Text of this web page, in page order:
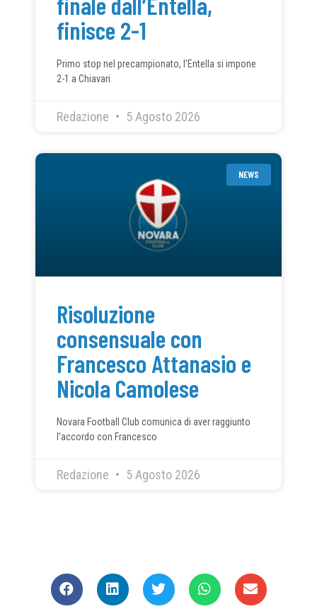
finisce 2-1
Primo stop nel precampionato, l’Entella si impone
2-1 a Chiavari
Redazione 5 Agosto 2026
NEWS
Risoluzione
consensuale con
Francesco Attanasio e
Nicola Camolese
Novara Football Club comunica di aver raggiunto
l’accordo con Francesco
Redazione 5 Agosto 2026